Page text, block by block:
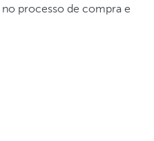
processo de compra e